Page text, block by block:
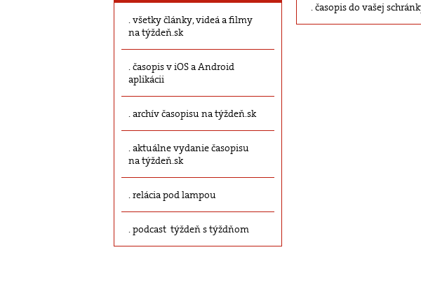
všetky články, videá a filmy
na týždeň.sk
časopis v iOS a Android
aplikácii
archív časopisu na týždeň.sk
aktuálne vydanie časopisu
na týždeň.sk
relácia pod lampou
podcast týždeň s týždňom
časopis do vašej